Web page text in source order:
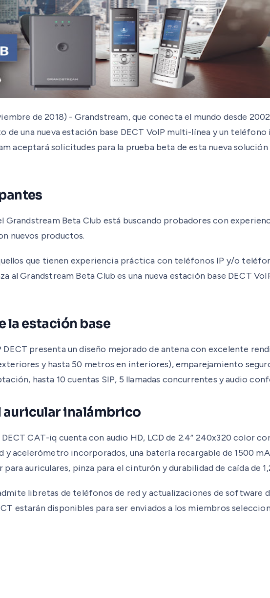
de 2018) - Grandstream, que conecta el mundo desde
de una nueva estación base DECT VoIP multi-línea y un
aceptará solicitudes para la prueba beta de esta nueva
Grandstream Beta Club está buscando probadores con
nuevos productos.
que tienen experiencia práctica con teléfonos IP y/o
al Grandstream Beta Club es una nueva estación base DECT
la estación base
DECT presenta un diseño mejorado de antena con excelente
y hasta 50 metros en interiores), emparejamiento
hasta 10 cuentas SIP, 5 llamadas concurrentes y audio
inalámbrico
CAT-iq cuenta con audio HD, LCD de 2.4” 240x320 color
y acelerómetro incorporados, una batería recargable de 1500
auriculares, pinza para el cinturón y durabilidad de caída de
libretas de teléfonos de red y actualizaciones de software
estarán disponibles para ser enviados a los miembros